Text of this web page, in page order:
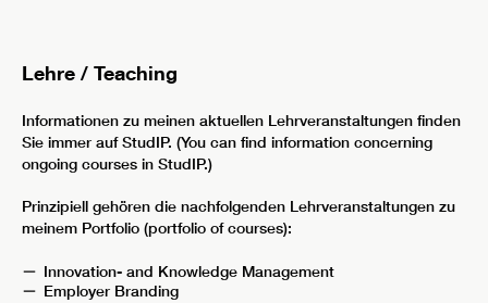
Lehre / Teaching
Informationen zu meinen aktuellen Lehrveranstaltungen finden
Sie immer auf StudIP. (You can find information concerning
ongoing courses in StudIP.)
Prinzipiell gehören die nachfolgenden Lehrveranstaltungen zu
meinem Portfolio (portfolio of courses):
Innovation- and Knowledge Management
Employer Branding